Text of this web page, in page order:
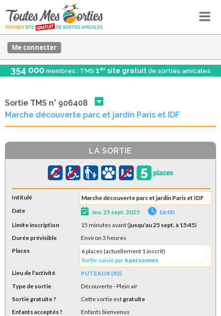
Me connecter
354 000 membres : TMS 1er site gratuit de sorties amicales
Sortie TMS n° 906408
Marche découverte parc et jardin Paris et IDF
LA SORTIE
Intitulé
Marche découverte parc et jardin Paris et IDF
Date
Jeu. 25 sept. 2025
16:00
Limite inscription
15 minutes avant (jusqu'au 25 sept. à 15:45)
Durée prévisible
Environ 3 heures
Places
6 places (actuellement 1 inscrit)
Sortie suivie par 6 personnes
Lieu de l'activité
PUTEAUX (92)
Type de sortie
Découverte- Plein air
Sortie gratuite ?
Cette sortie est gratuite
Enfants acceptés ?
Enfants bienvenus